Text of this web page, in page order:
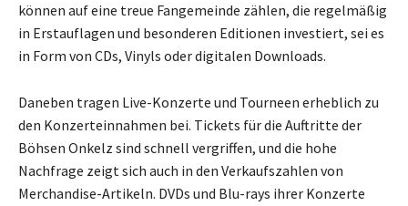
können auf eine treue Fangemeinde zählen, die regelmäßig
in Erstauflagen und besonderen Editionen investiert, sei es
in Form von CDs, Vinyls oder digitalen Downloads.
Daneben tragen Live-Konzerte und Tourneen erheblich zu
den Konzerteinnahmen bei. Tickets für die Auftritte der
Böhsen Onkelz sind schnell vergriffen, und die hohe
Nachfrage zeigt sich auch in den Verkaufszahlen von
Merchandise-Artikeln. DVDs und Blu-rays ihrer Konzerte